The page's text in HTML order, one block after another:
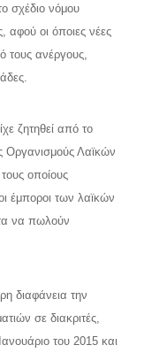
σχέδιο νόμου
αφού οι όποιες νέες
τους ανέργους,
ζητηθεί από το
Οργανισμούς Λαϊκών
οποίους
έμποροι των λαϊκών
να πωλούν
διαφάνεια την
σε διακριτές,
του 2015 και